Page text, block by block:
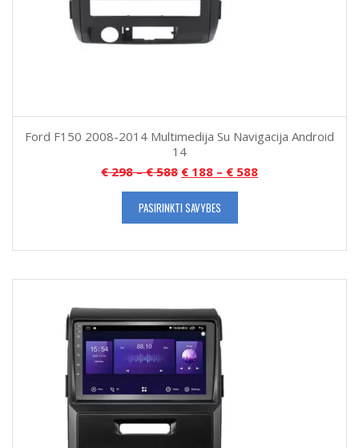
Ford F150 2008-2014 Multimedija Su Navigacija Android
14
€298–€588 € 188 – € 588
PASIRINKTI SAVYBES